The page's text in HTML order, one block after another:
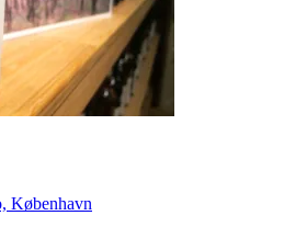
København